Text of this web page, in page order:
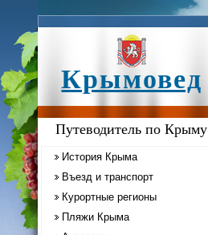
Крымовед
Путеводитель по Крыму
История Крыма
Въезд и транспорт
Курортные регионы
Пляжи Крыма